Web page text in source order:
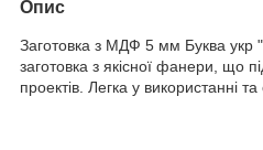
Опис
Заготовка з МДФ 5 мм Буква укр
заготовка з якісної фанери, що
проектів. Легка у використанні